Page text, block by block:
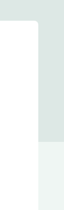
miláčikov,
L.